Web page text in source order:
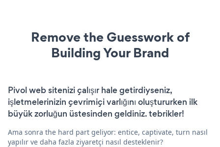
Remove the Guesswork of
Building Your Brand
Pivol web sitenizi çalışır hale getirdiyseniz,
işletmelerinizin çevrimiçi varlığını oluştururken ilk
büyük zorluğun üstesinden geldiniz. tebrikler!
Ama sonra the hard part geliyor: entice, captivate, turn nasıl
yapılır ve daha fazla ziyaretçi nasıl desteklenir?